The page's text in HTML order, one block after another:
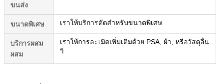
ขนส่ง
ขนาดพิเศษ เราให้บริการตัดสําหรับขนาดพิเศษ
บริการผสม
ผสม
เราให้การละเมิดเพิ่มเติมด้วย PSA, ผ้า, หรือวัสดุอื่น
ๆ